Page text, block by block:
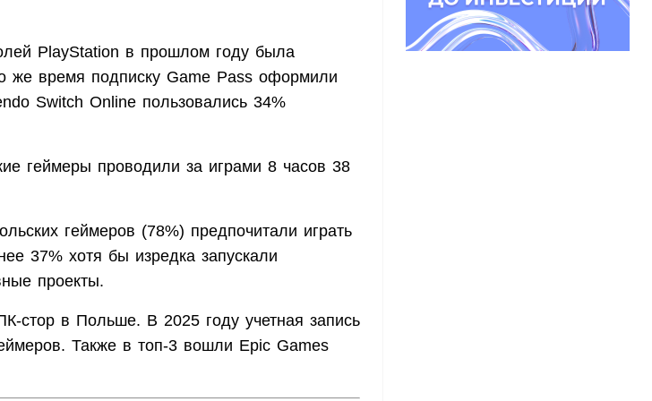
PlayStation в прошлом году была
же время подписку Game Pass оформили
Switch Online пользовались 34%
геймеры проводили за играми 8 часов 38
геймеров (78%) предпочитали играть
37% хотя бы изредка запускали
проекты.
стор в Польше. В 2025 году учетная запись
Также в топ-3 вошли Epic Games